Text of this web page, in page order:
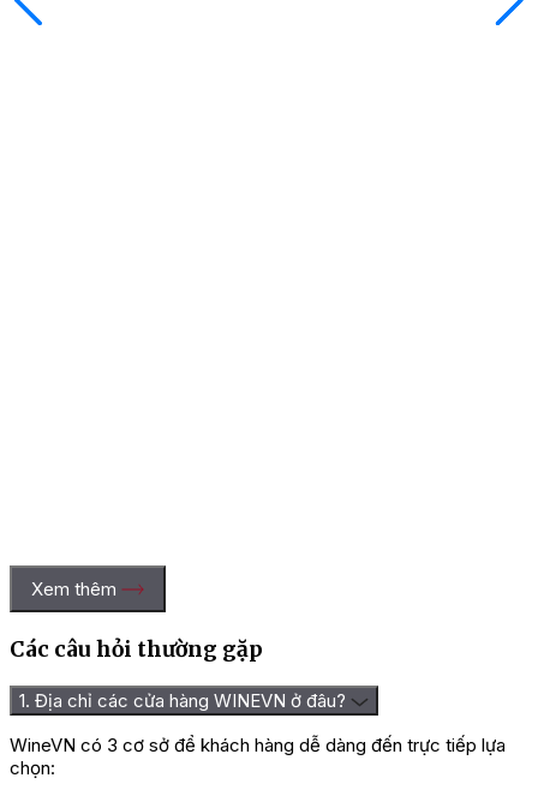
Xem thêm
Các câu hỏi thường gặp
1. Địa chỉ các cửa hàng WINEVN ở đâu?
WineVN có 3 cơ sở để khách hàng dễ dàng đến trực tiếp lựa
chọn: